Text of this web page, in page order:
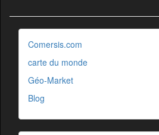
Comersis.com
carte du monde
Géo-Market
Blog